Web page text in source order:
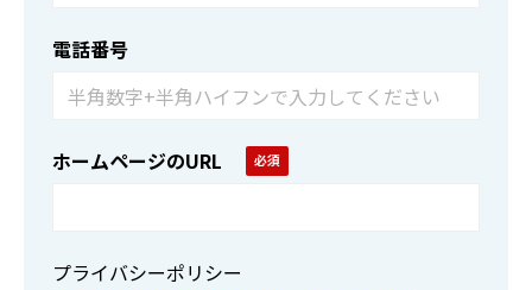
電話番号
ホームページのURL
プライバシーポリシー